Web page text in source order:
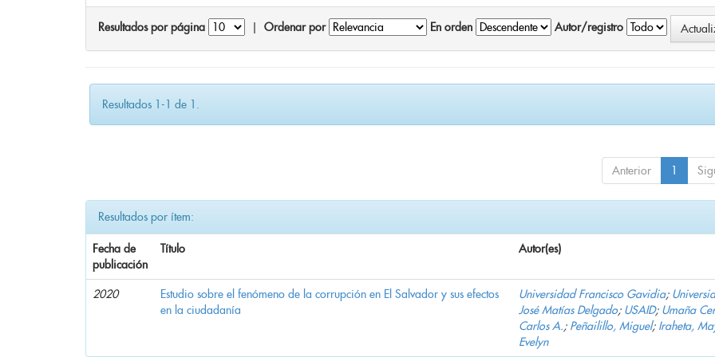
Resultados por página Ordenar por En orden Autor/registro
Resultados 1-1 de 1.
Anterior 1
Resultados por ítem:
Fecha de
publicación
Título Autor(es)
2020
Estudio sobre el fenómeno de la corrupción en El Salvador y sus efectos
en la ciudadanía
Universidad Francisco Gavidia;
José Matías Delgado; USAID; Umaña
Carlos A.; Peñailillo, Miguel; Iraheta,
Evelyn